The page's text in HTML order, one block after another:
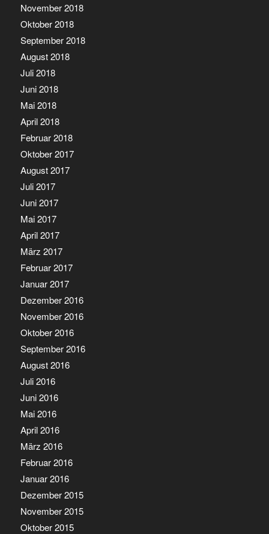
November 2018
Oktober 2018
September 2018
August 2018
Juli 2018
Juni 2018
Mai 2018
April 2018
Februar 2018
Oktober 2017
August 2017
Juli 2017
Juni 2017
Mai 2017
April 2017
März 2017
Februar 2017
Januar 2017
Dezember 2016
November 2016
Oktober 2016
September 2016
August 2016
Juli 2016
Juni 2016
Mai 2016
April 2016
März 2016
Februar 2016
Januar 2016
Dezember 2015
November 2015
Oktober 2015